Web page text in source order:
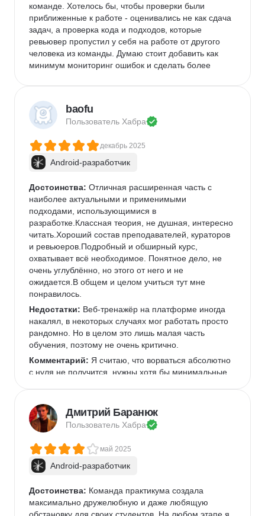
команде. Хотелось бы, чтобы проверки были
приближенные к работе - оценивались не как сдача
задач, а проверка кода и подходов, которые
ревьювер пропустил у себя на работе от другого
человека из команды. Думаю стоит добавить как
минимум мониторинг ошибок и сделать более
кросплатформе в несколько лет, как повышения
навыков. Просто учеба идет лучше, когда тебя кто-
то пинает =) Как итог можно спокойно переписать
свои кросплатформенные проекты на натив. Что
ожидал, то и получил.
baofu
Пользователь Хабра
декабрь 2025
Android-разработчик
Достоинства: Отличная расширенная часть с
наиболее актуальными и применимыми
подходами, использующимися в
разработке.Классная теория, не душная, интересно
читать.Хороший состав преподавателей, кураторов
и ревьюеров.Подробный и обширный курс,
охватывает всё необходимое. Понятное дело, не
очень углублённо, но этого от него и не
ожидается.В общем и целом учиться тут мне
понравилось.
Недостатки: Веб-тренажёр на платформе иногда
накалял, в некоторых случаях мог работать просто
рандомно. Но в целом это лишь малая часть
обучения, поэтому не очень критично.
Комментарий: Я считаю, что ворваться абсолютно
с нуля не получится, нужны хотя бы минимальные
достаточного усердия освоить материал и получить
хороший старт вполне реально.
Дмитрий Баранюк
Пользователь Хабра
май 2025
Android-разработчик
Достоинства: Команда практикума создала
максимально дружелюбную и даже любящую